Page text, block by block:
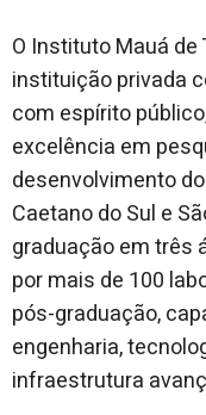
O Instituto Mauá
instituição privada
com espírito
excelência em
desenvolvimento
Caetano do Sul e
graduação em três
por mais de 100
pós-graduação,
engenharia,
infraestrutura